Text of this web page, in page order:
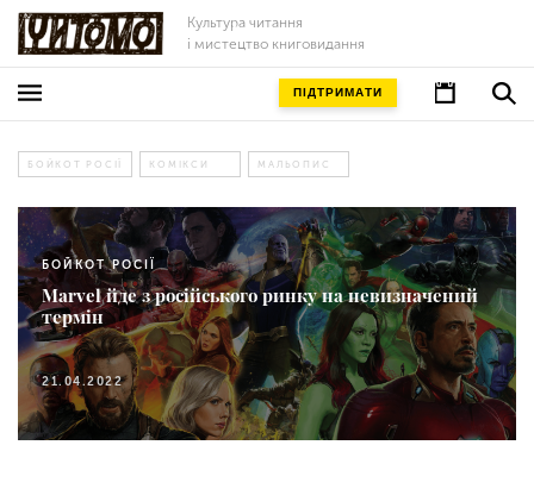
Культура читання
і мистецтво книговидання
ПІДТРИМАТИ
БОЙКОТ РОСІЇ КОМІКСИ МАЛЬОПИС
БОЙКОТ РОСІЇ
Marvel йде з російського ринку на невизначений
термін
21.04.2022